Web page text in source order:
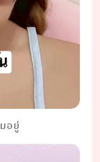
อยู่